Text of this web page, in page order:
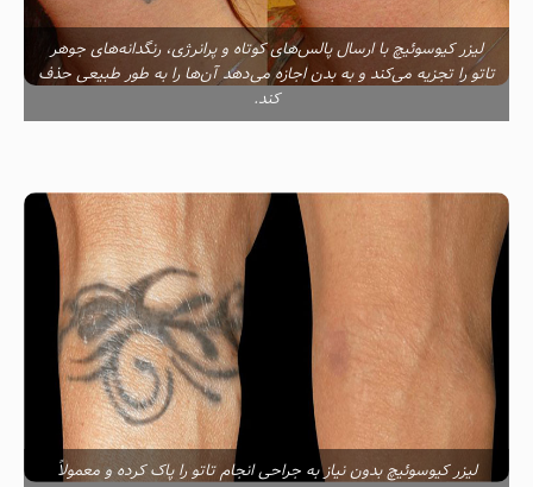
لیزر کیوسوئیچ با ارسال پالس‌های کوتاه و پرانرژی، رنگدانه‌های جوهر
تاتو را تجزیه می‌کند و به بدن اجازه می‌دهد آن‌ها را به طور طبیعی حذف
کند.
لیزر کیوسوئیچ بدون نیاز به جراحی انجام تاتو را پاک کرده و معمولاً